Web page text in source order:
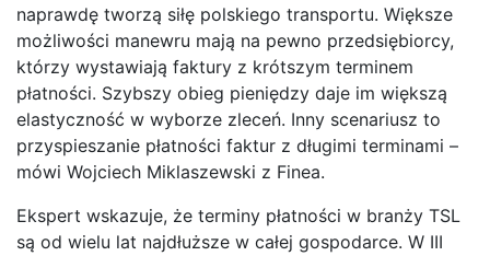
naprawdę tworzą siłę polskiego transportu. Większe
możliwości manewru mają na pewno przedsiębiorcy,
którzy wystawiają faktury z krótszym terminem
płatności. Szybszy obieg pieniędzy daje im większą
elastyczność w wyborze zleceń. Inny scenariusz to
przyspieszanie płatności faktur z długimi terminami –
mówi Wojciech Miklaszewski z Finea.
Ekspert wskazuje, że terminy płatności w branży TSL
są od wielu lat najdłuższe w całej gospodarce. W III